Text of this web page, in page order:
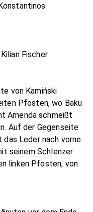
Fischer
von Kamiński
Pfosten, wo Baku
Amenda schmeißt
Auf der Gegenseite
Leder nach vorne
seinem Schlenzer
linken Pfosten, von